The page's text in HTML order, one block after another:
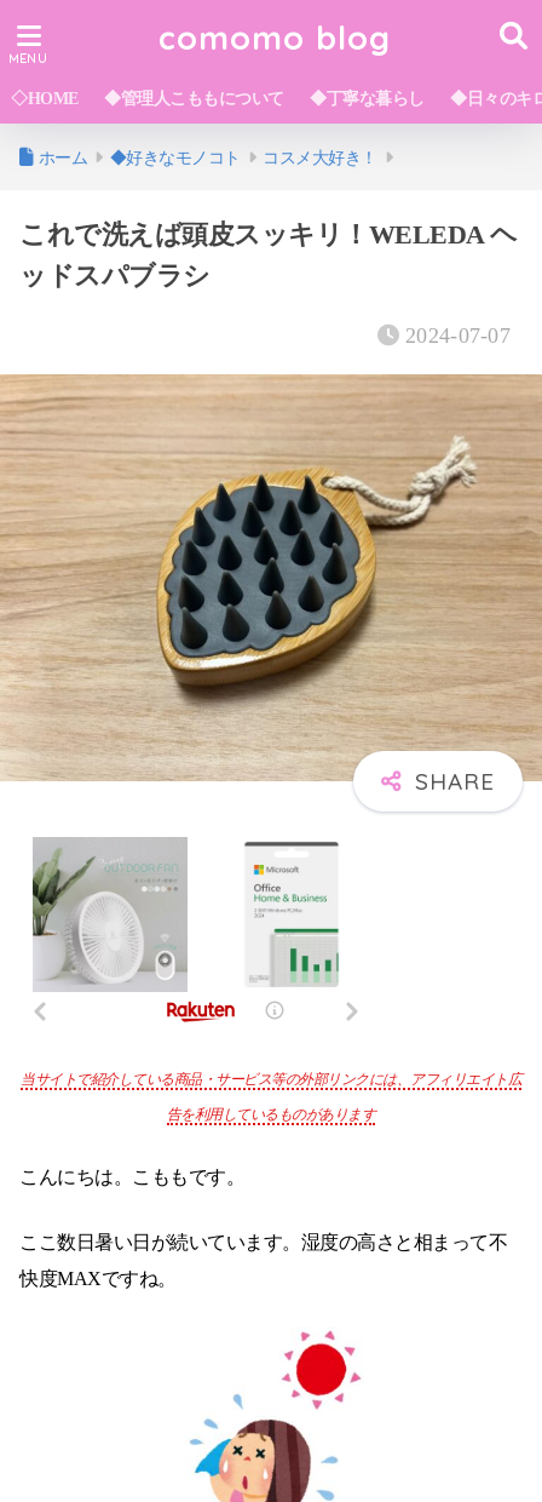
comomo blog
◇HOME ◆管理人こももについて ◆丁寧な暮らし ◆日々のキ
ホーム ◆好きなモノコト コスメ大好き！
これで洗えば頭皮スッキリ！WELEDA ヘ
ッドスパブラシ
2024-07-07
当サイトで紹介している商品・サービス等の外部リンクには、アフィリエイト広
告を利用しているものがあります
こんにちは。こももです。
ここ数日暑い日が続いています。湿度の高さと相まって不
快度MAXですね。